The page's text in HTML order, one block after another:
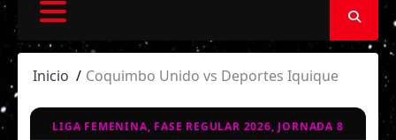
Inicio Coquimbo Unido vs Deportes Iquique
LIGA FEMENINA, FASE REGULAR 2026, JORNADA 8